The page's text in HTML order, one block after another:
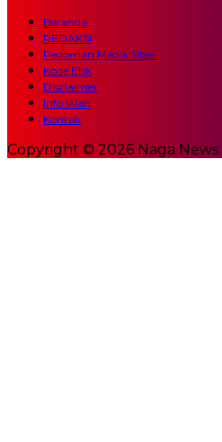
Beranda
REDAKSI
Pedoman Media Siber
Kode Etik
Disclaimer
Info Iklan
Kontak
Copyright © 2026 Naga News